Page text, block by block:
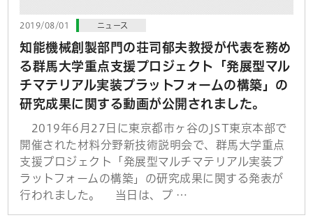
2019/08/01 ニュース
知能機械創製部門の荘司郁夫教授が代表を務め
る群馬大学重点支援プロジェクト「発展型マル
チマテリアル実装プラットフォームの構築」の
研究成果に関する動画が公開されました。
2019年6月27日に東京都市ヶ谷のJST東京本部で
開催された材料分野新技術説明会で、群馬大学重点
支援プロジェクト「発展型マルチマテリアル実装プ
ラットフォームの構築」の研究成果に関する発表が
行われました。 当日は、プ …